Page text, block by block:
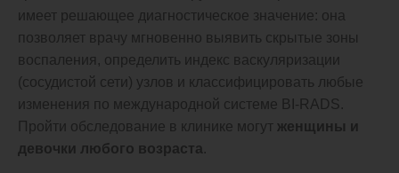
имеет решающее диагностическое значение: она
позволяет врачу мгновенно выявить скрытые зоны
воспаления, определить индекс васкуляризации
(сосудистой сети) узлов и классифицировать любые
изменения по международной системе BI-RADS.
Пройти обследование в клинике могут женщины и
девочки любого возраста.